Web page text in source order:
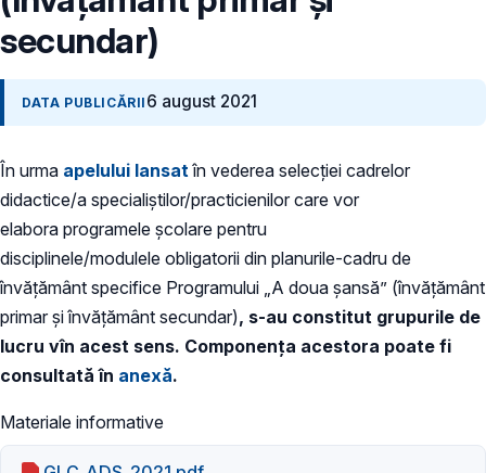
secundar)
DATA PUBLICĂRII 6 august 2021
În urma apelului lansat în vederea selecției cadrelor
didactice/a specialiștilor/practicienilor care vor
elabora programele școlare pentru
disciplinele/modulele obligatorii din planurile-cadru de
învățământ specifice Programului „A doua șansă” (învățământ
primar și învățământ secundar), s-au constitut grupurile de
lucru vîn acest sens. Componența acestora poate fi
consultată în anexă.
Materiale informative